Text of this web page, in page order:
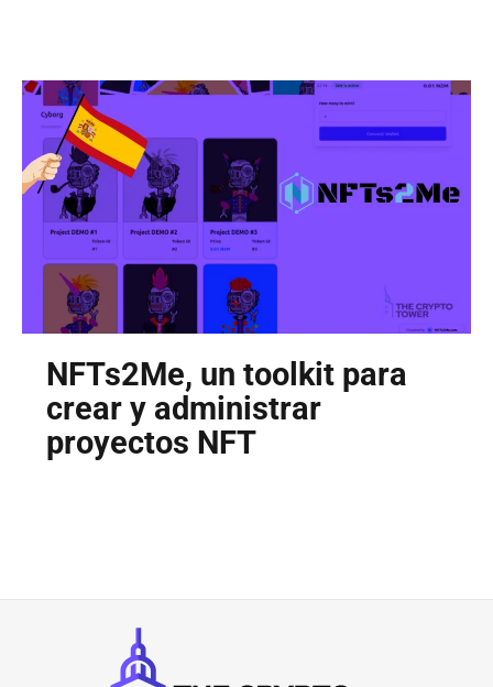
NFTs2Me, un toolkit para
crear y administrar
proyectos NFT